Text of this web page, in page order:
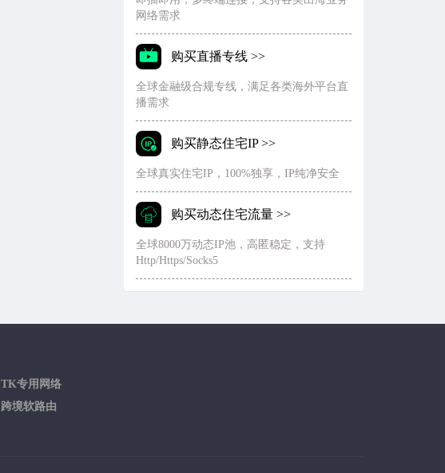
网络需求
购买直播专线 >>
全球金融级合规专线，满足各类海外平台直
播需求
购买静态住宅IP >>
全球真实住宅IP，100%独享，IP纯净安全
购买动态住宅流量 >>
全球8000万动态IP池，高匿稳定，支持
Http/Https/Socks5
TK专用网络
跨境软路由